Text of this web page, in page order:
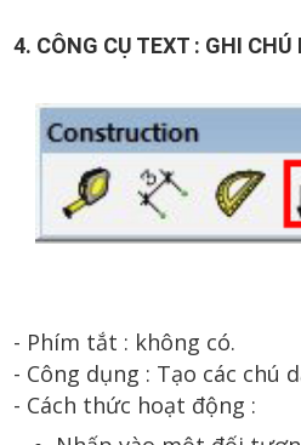
4. CÔNG CỤ TEXT : GHI
- Phím tắt : không có.
- Công dụng : Tạo các chú
- Cách thức hoạt động :